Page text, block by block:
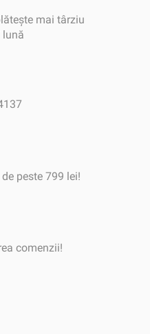
mai târziu
lună
peste 799 lei!
comenzii!